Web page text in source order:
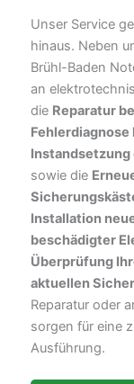
Unser Service
hinaus. Neben
Brühl-Baden
an
die Reparatur
sowie die
Installation
beschädigter
Überprüfung
aktuellen
Reparatur oder
sorgen für eine
Ausführung.